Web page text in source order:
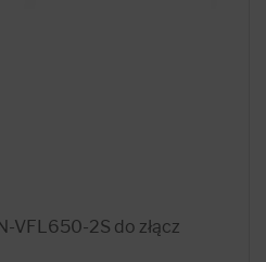
VFL650-2S do złącz